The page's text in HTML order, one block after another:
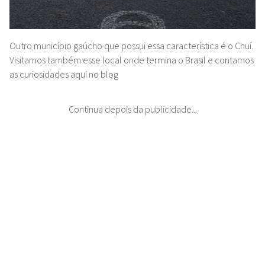
Outro município gaúcho que possui essa característica é o Chuí.
Visitamos também esse local onde termina o Brasil e contamos
as curiosidades aqui no blog
Continua depois da publicidade...